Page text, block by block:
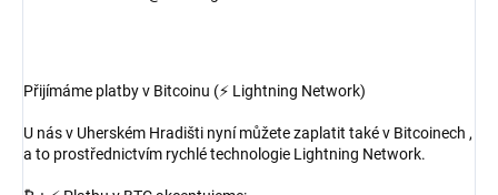
Přijímáme platby v Bitcoinu (⚡ Lightning Network)
U nás v Uherském Hradišti nyní můžete zaplatit také v Bitcoinech ,
a to prostřednictvím rychlé technologie Lightning Network.